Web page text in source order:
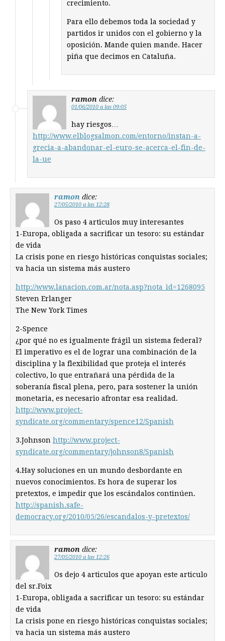
crecimiento.
Para ello debemos toda la sociedad y
partidos ir unidos con el gobierno y la
oposición. Mande quien mande. Hacer
piña que decimos en Cataluña.
ramon dice:
01/06/2010 a las 09:05
hay riesgos…
http://www.elblogsalmon.com/entorno/instan-a-
grecia-a-abandonar-el-euro-se-acerca-el-fin-de-
la-ue
ramon dice:
27/05/2010 a las 12:28
Os paso 4 articulos muy interesantes
1-Europa, obligada a sacrificar un tesoro: su estándar
de vida
La crisis pone en riesgo históricas conquistas sociales;
va hacia un sistema más austero
http://www.lanacion.com.ar/nota.asp?nota_id=1268095
Steven Erlanger
The New York Times
2-Spence
¿por qué no es igualmente frágil un sistema federal?
El imperativo es el de lograr una combinación de la
disciplina y la flexibilidad que proteja el interés
colectivo, lo que entrañará una pérdida de la
soberanía fiscal plena, pero, para sostener la unión
monetaria, es necesario afrontar esa realidad.
http://www.project-
syndicate.org/commentary/spence12/Spanish
3.Johnson http://www.project-
syndicate.org/commentary/johnson8/Spanish
4.Hay soluciones en un mundo desbordante en
nuevos conocimientos. Es hora de superar los
pretextos, e impedir que los escándalos continúen.
http://spanish.safe-
democracy.org/2010/05/26/escandalos-y-pretextos/
ramon dice:
27/05/2010 a las 12:26
Os dejo 4 articulos que apoyan este articulo
del sr.Foix
1-Europa, obligada a sacrificar un tesoro: su estándar
de vida
La crisis pone en riesgo históricas conquistas sociales;
va hacia un sistema más austero